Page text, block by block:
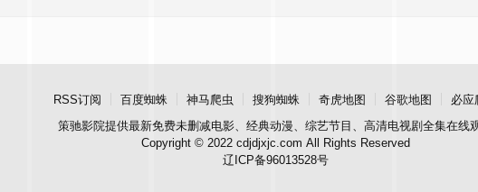
RSS订阅 百度蜘蛛 神马爬虫 搜狗蜘蛛 奇虎地图 谷歌地图
必应
策驰影院提供最新免费未删减电影、经典动漫、综艺节目、高清电视剧全集在线
Copyright © 2022 cdjdjxjc.com All Rights Reserved
辽ICP备96013528号